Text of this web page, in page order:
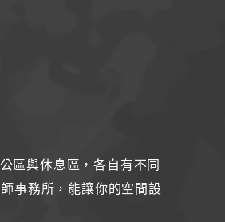
區與休息區，各自有不同
事務所，能讓你的空間設